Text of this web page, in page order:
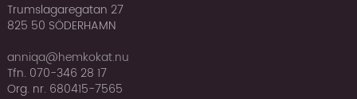
Trumslagaregatan 27
825 50 SÖDERHAMN
anniqa@hemkokat.nu
Tfn. 070-346 28 17
Org. nr. 680415-7565